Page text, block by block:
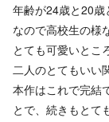
年齢が24歳と20歳
なので高校生の様
とても可愛いとこ
二人のとてもいい
本作はこれで完結
とで、続きもとて